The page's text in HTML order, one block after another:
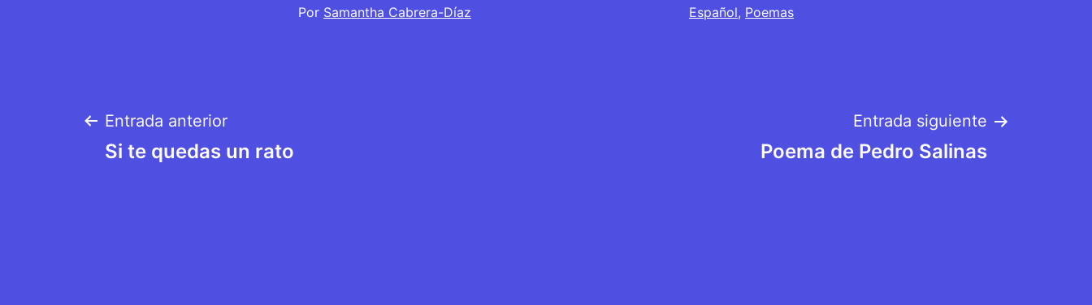
Por Samantha Cabrera-Díaz
Español, Poemas
Navegación
Entrada anterior
Si te quedas un rato
Entrada siguiente
Poema de Pedro Salinas